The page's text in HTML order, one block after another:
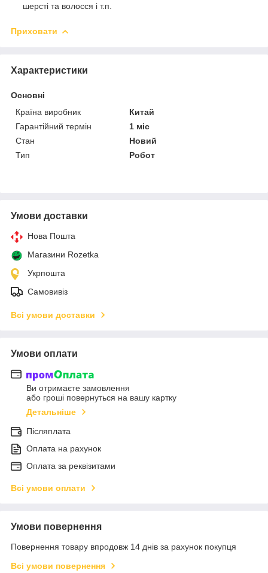
шерсті та волосся і т.п.
Приховати
Характеристики
Основні
Країна виробник
Китай
Гарантійний термін
1 міс
Стан
Новий
Тип
Робот
Умови доставки
Нова Пошта
Магазини Rozetka
Укрпошта
Самовивіз
Всі умови доставки
Умови оплати
Ви отримаєте замовлення
або гроші повернуться на вашу картку
Детальніше
Післяплата
Оплата на рахунок
Оплата за реквізитами
Всі умови оплати
Умови повернення
Повернення товару впродовж 14 днів за рахунок покупця
Всі умови повернення